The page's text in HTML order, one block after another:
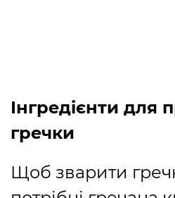
Інгредієнти для
гречки
Щоб зварити